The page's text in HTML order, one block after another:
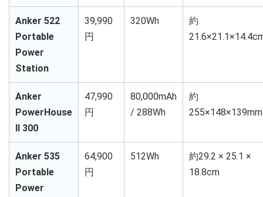
Anker 522
Portable
Power
Station
39,990
円
320Wh
約
Anker
PowerHouse
II 300
47,990
円
80,000mAh
/ 288Wh
約
255×148×139mm
Anker 535
Portable
Power
64,900
円
512Wh
約29.2 × 25.1 ×
18.8cm